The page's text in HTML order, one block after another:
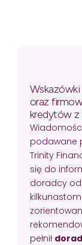
oraz
kredytów z
podawane
Trinity
się do
doradcy od
pełnił